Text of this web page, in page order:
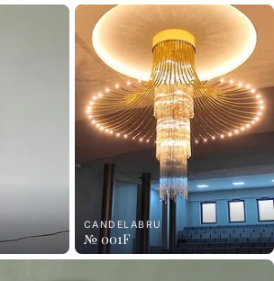
CANDELABRU
№ 001F